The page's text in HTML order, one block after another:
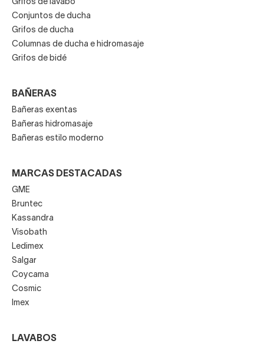
Grifos de lavabo
Conjuntos de ducha
Grifos de ducha
Columnas de ducha e hidromasaje
Grifos de bidé
BAÑERAS
Bañeras exentas
Bañeras hidromasaje
Bañeras estilo moderno
MARCAS DESTACADAS
GME
Bruntec
Kassandra
Visobath
Ledimex
Salgar
Coycama
Cosmic
Imex
LAVABOS